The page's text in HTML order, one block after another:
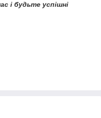
і будьте успішні